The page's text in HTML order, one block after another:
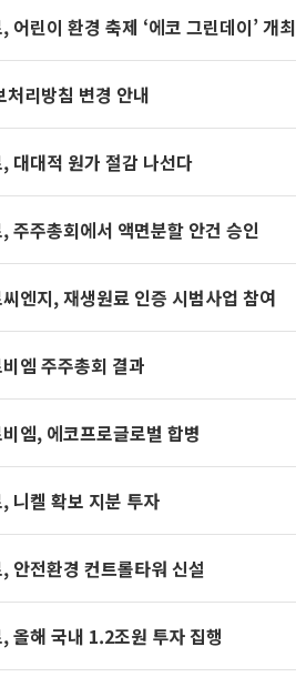
어린이 환경 축제 ‘에코 그린데이’ 개최
리방침 변경 안내
대대적 원가 절감 나선다
주주총회에서 액면분할 안건 승인
엔지, 재생원료 인증 시범사업 참여
엠 주주총회 결과
엠, 에코프로글로벌 합병
니켈 확보 지분 투자
안전환경 컨트롤타워 신설
올해 국내 1.2조원 투자 집행